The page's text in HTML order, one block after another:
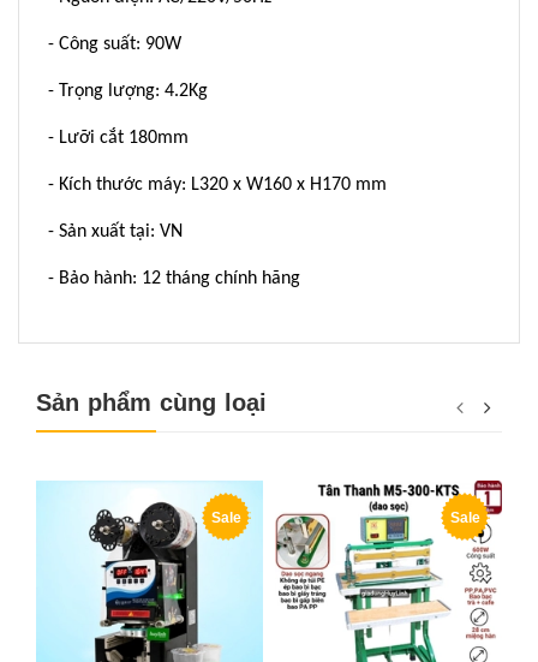
- Công suất: 90W
- Trọng lượng: 4.2Kg
- Lưỡi cắt 180mm
- Kích thước máy: L320 x W160 x H170 mm
- Sản xuất tại: VN
- Bảo hành: 12 tháng chính hãng
Sản phẩm cùng loại
Sale Sale